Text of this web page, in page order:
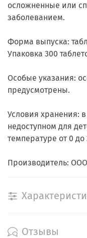
осложненные или
заболеванием.
Форма выпуска:
Упаковка 300
Особые указания:
предусмотрены.
Условия хранения:
недоступном для
температуре от 0
Производитель:
Отзывы